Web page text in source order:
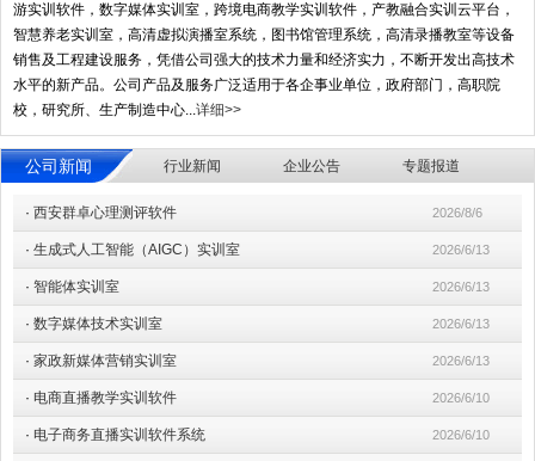
游实训软件，数字媒体实训室，跨境电商教学实训软件，产教融合实训云平台，
智慧养老实训室，高清虚拟演播室系统，图书馆管理系统，高清录播教室等设备
销售及工程建设服务，凭借公司强大的技术力量和经济实力，不断开发出高技术
水平的新产品。公司产品及服务广泛适用于各企事业单位，政府部门，高职院
校，研究所、生产制造中心...详细>>
公司新闻 行业新闻 企业公告 专题报道
· 西安群卓心理测评软件 2026/8/6
· 生成式人工智能（AIGC）实训室 2026/6/13
· 智能体实训室 2026/6/13
· 数字媒体技术实训室 2026/6/13
· 家政新媒体营销实训室 2026/6/13
· 电商直播教学实训软件 2026/6/10
· 电子商务直播实训软件系统 2026/6/10